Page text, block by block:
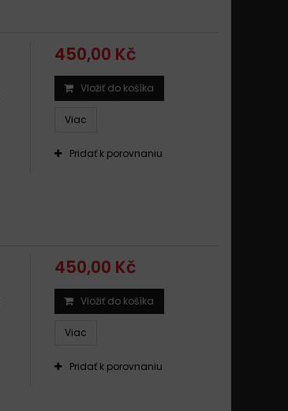
450,00 Kč
Vložiť do košíka
Viac
Pridať k porovnaniu
450,00 Kč
Vložiť do košíka
Viac
Pridať k porovnaniu